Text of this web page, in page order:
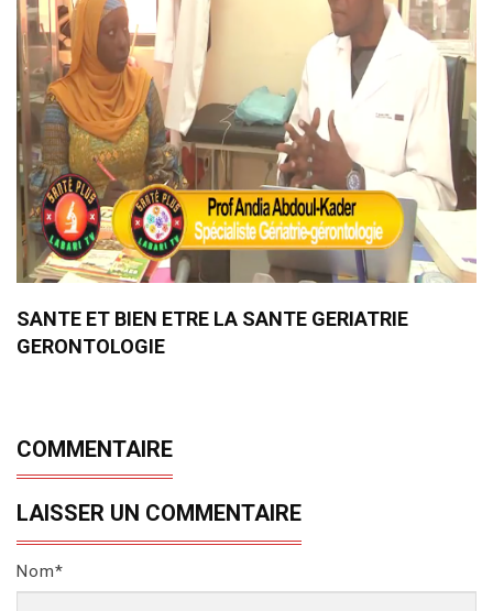
SANTE ET BIEN ETRE LA SANTE GERIATRIE
GERONTOLOGIE
COMMENTAIRE
LAISSER UN COMMENTAIRE
Nom*